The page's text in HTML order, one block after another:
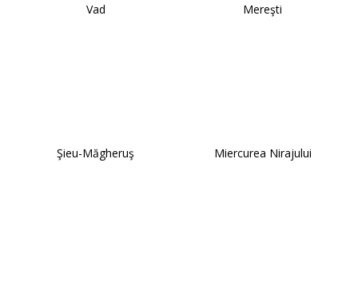
Vad Mereşti
Şieu-Măgheruş Miercurea Nirajului